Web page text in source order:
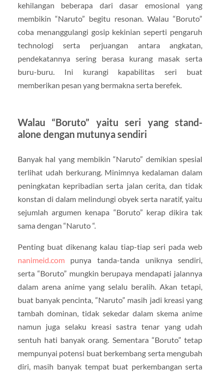
kehilangan beberapa dari dasar emosional yang
membikin “Naruto” begitu resonan. Walau “Boruto”
coba menanggulangi gosip kekinian seperti pengaruh
technologi serta perjuangan antara angkatan,
pendekatannya sering berasa kurang masak serta
buru-buru. Ini kurangi kapabilitas seri buat
memberikan pesan yang bermakna serta berefek.
Walau “Boruto” yaitu seri yang stand-
alone dengan mutunya sendiri
Banyak hal yang membikin “Naruto” demikian spesial
terlihat udah berkurang. Minimnya kedalaman dalam
peningkatan kepribadian serta jalan cerita, dan tidak
konstan di dalam melindungi obyek serta naratif, yaitu
sejumlah argumen kenapa “Boruto” kerap dikira tak
sama dengan “Naruto “.
Penting buat dikenang kalau tiap-tiap seri pada web
nanimeid.com punya tanda-tanda uniknya sendiri,
serta “Boruto” mungkin berupaya mendapati jalannya
dalam arena anime yang selalu beralih. Akan tetapi,
buat banyak pencinta, “Naruto” masih jadi kreasi yang
tambah dominan, tidak sekedar dalam skema anime
namun juga selaku kreasi sastra tenar yang udah
sentuh hati banyak orang. Sementara “Boruto” tetap
mempunyai potensi buat berkembang serta mengubah
diri, masih banyak tempat buat perkembangan serta